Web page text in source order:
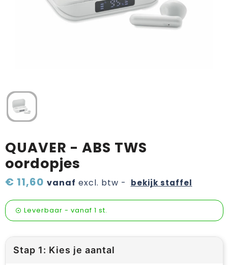
Verzorging & welness
Sinterklaas etenswaren
Zomerpakketten
QUAVER - ABS TWS
oordopjes
€ 11,60 vanaf excl. btw - bekijk staffel
Leverbaar - vanaf 1 st.
Stap 1: Kies je aantal